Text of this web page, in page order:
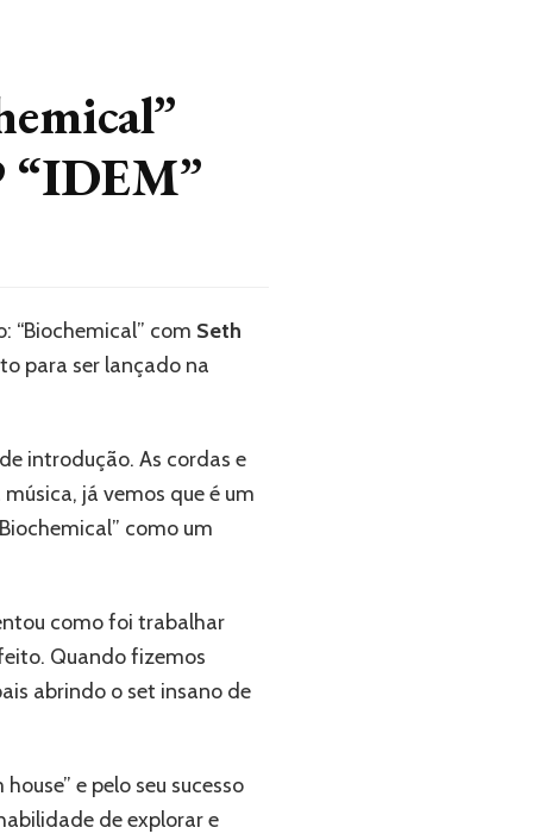
“IDEM”
“Biochemical” com Seth
para ser lançado na
introdução. As cordas e
já vemos que é um
como um
como foi trabalhar
Quando fizemos
abrindo o set insano de
e pelo seu sucesso
de explorar e